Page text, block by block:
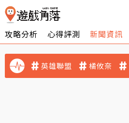
攻略分析 心得評測 新聞資訊
英雄聯盟 橘攸奈